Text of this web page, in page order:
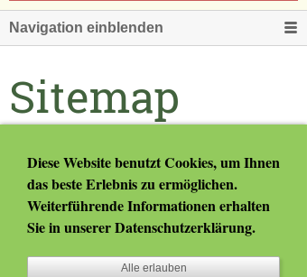
Navigation einblenden
Sitemap
zurück
Diese Website benutzt Cookies, um Ihnen
das beste Erlebnis zu ermöglichen.
Weiterführende Informationen erhalten
Sie in unsererDatenschutzerklärung.
Alle erlauben